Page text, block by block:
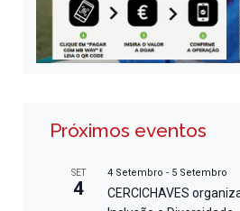
Próximos eventos
SET
4
4 Setembro - 5 Setembro
CERCICHAVES